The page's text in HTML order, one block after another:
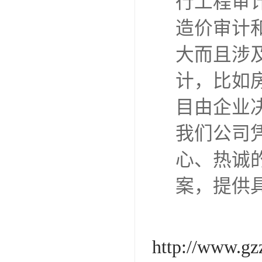
造价审计
大而且涉
计，比如
目由企业
我们公司
心、热诚
案，提供
http://